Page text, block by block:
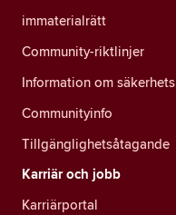
immaterialrätt
Community-riktlinjer
Information om
Communityinfo
Tillgänglighetsåtagande
Karriär och jobb
Karriärportal